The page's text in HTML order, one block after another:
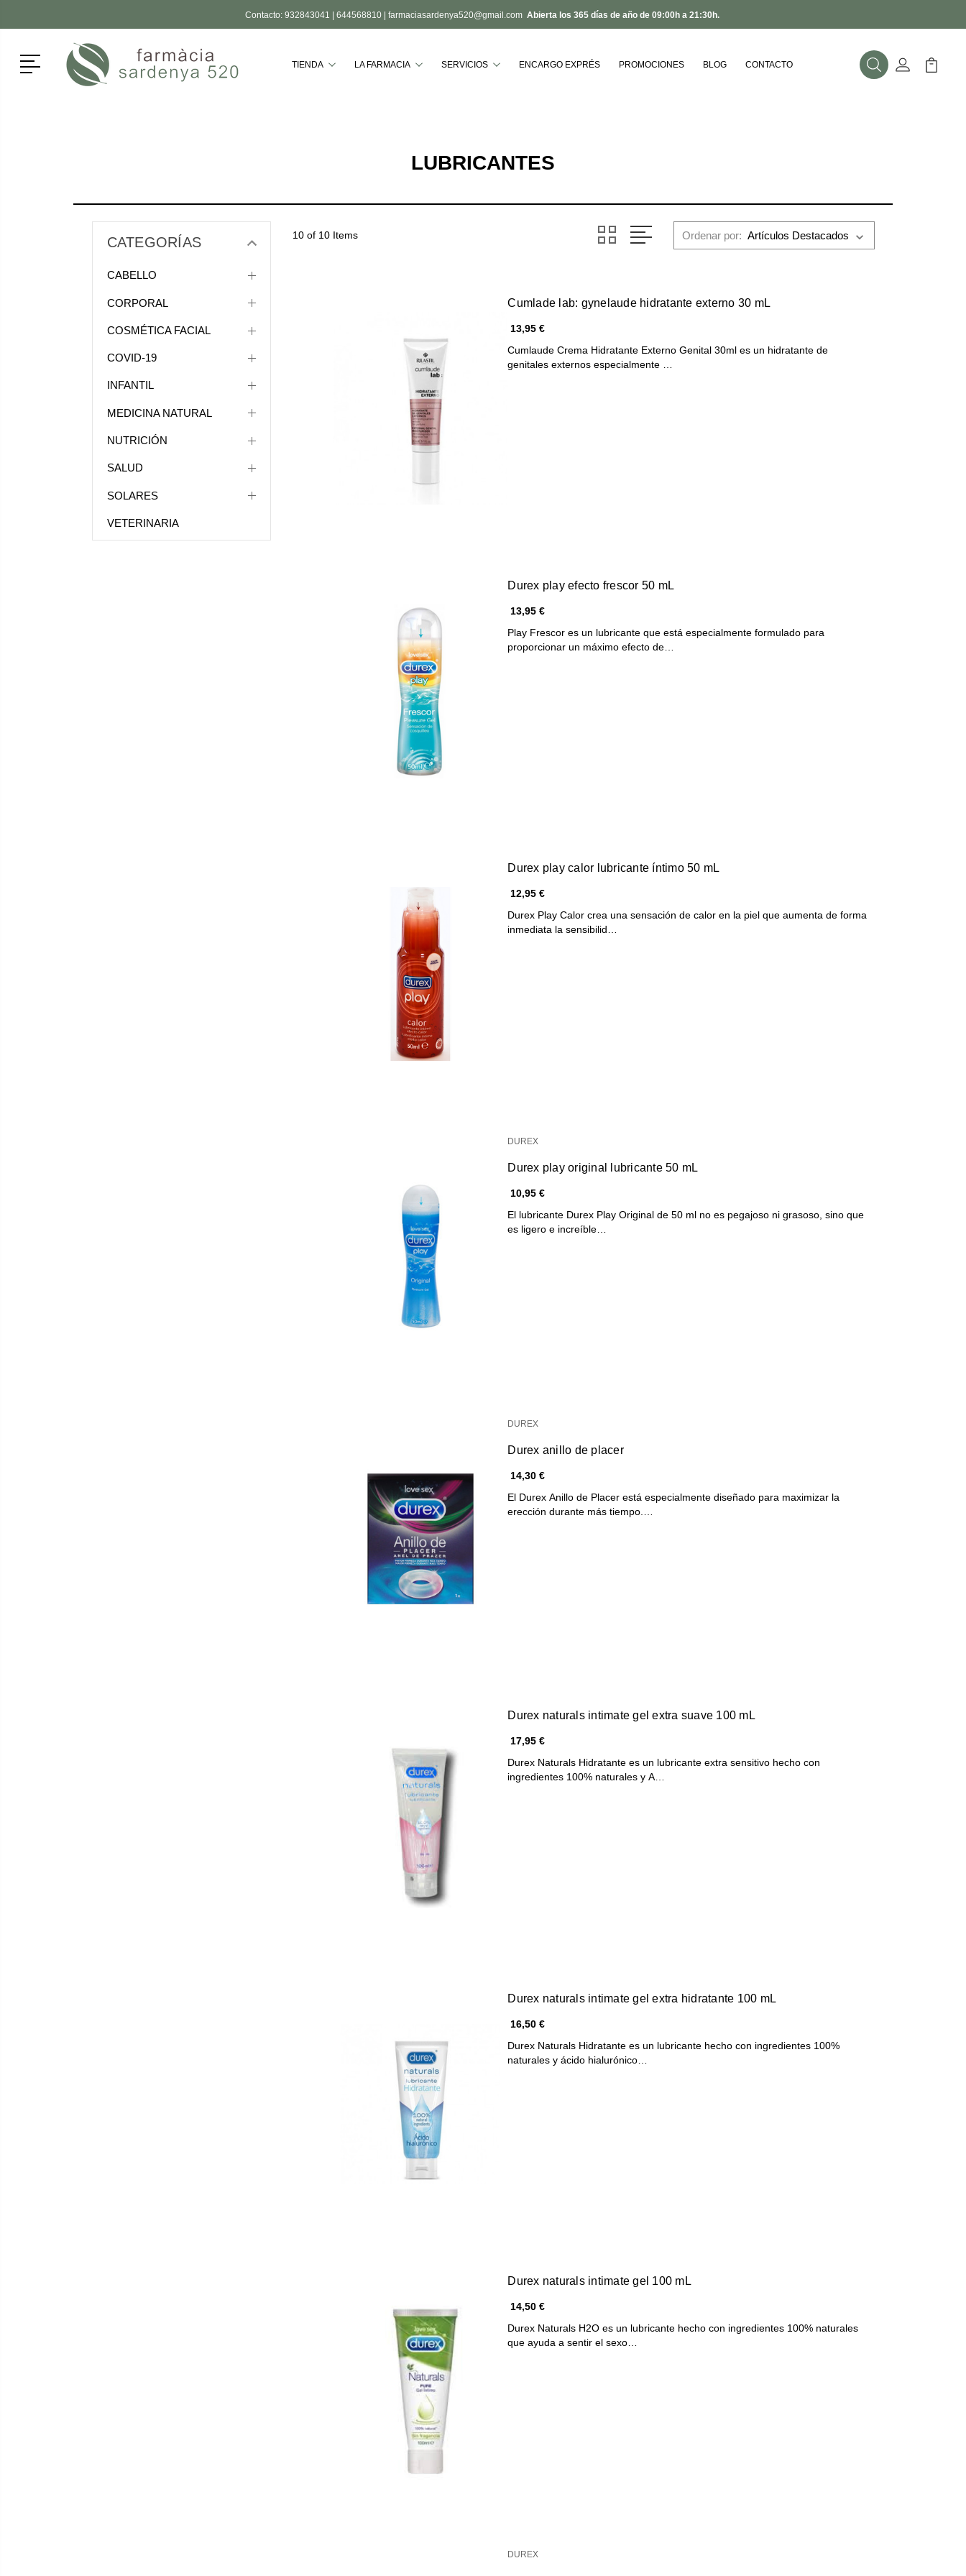
Contacto: 932843041 | 644568810 | farmaciasardenya520@gmail.com Abierta los 365 días de año de 09:00h a 21:30h.
Menú TIENDA LA FARMACIA SERVICIOS ENCARGO EXPRÉS PROMOCIONES BLOG CONTACTO BuscarMi Cuenta
Mi
LUBRICANTES
CATEGORÍAS
CABELLO
CORPORAL
COSMÉTICA FACIAL
COVID-19
INFANTIL
MEDICINA NATURAL
NUTRICIÓN
SALUD
SOLARES
VETERINARIA
10 of 10 Items Ordenar por:
Cumlade lab: gynelaude hidratante externo 30 mL
13,95 €
Cumlaude Crema Hidratante Externo Genital 30ml es un hidratante de
genitales externos especialmente …
Durex play efecto frescor 50 mL
13,95 €
Play Frescor es un lubricante que está especialmente formulado para
proporcionar un máximo efecto de…
Durex play calor lubricante íntimo 50 mL
12,95 €
Durex Play Calor crea una sensación de calor en la piel que aumenta de forma
inmediata la sensibilid…
DUREX
Durex play original lubricante 50 mL
10,95 €
El lubricante Durex Play Original de 50 ml no es pegajoso ni grasoso, sino que
es ligero e increíble…
DUREX
Durex anillo de placer
14,30 €
El Durex Anillo de Placer está especialmente diseñado para maximizar la
erección durante más tiempo.…
Durex naturals intimate gel extra suave 100 mL
17,95 €
Durex Naturals Hidratante es un lubricante extra sensitivo hecho con
ingredientes 100% naturales y A…
Durex naturals intimate gel extra hidratante 100 mL
16,50 €
Durex Naturals Hidratante es un lubricante hecho con ingredientes 100%
naturales y ácido hialurónico…
Durex naturals intimate gel 100 mL
14,50 €
Durex Naturals H2O es un lubricante hecho con ingredientes 100% naturales
que ayuda a sentir el sexo…
DUREX